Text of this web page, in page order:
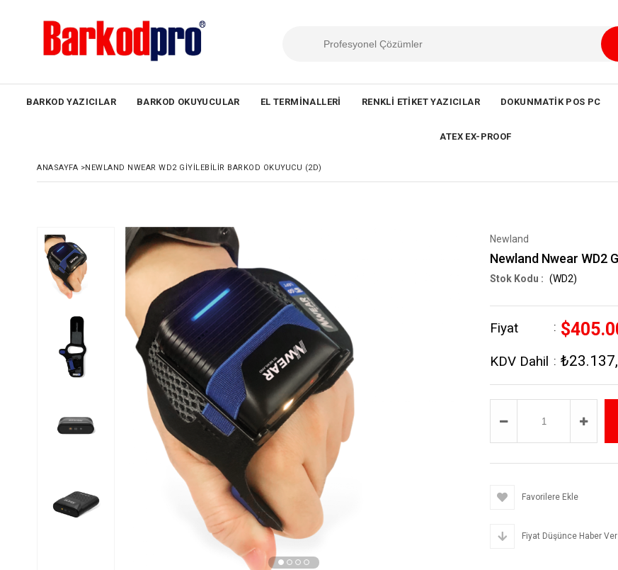
BARKOD YAZICILAR BARKOD OKUYUCULAR EL TERMINALLERI RENKLI ETIKET YAZICILAR DOKUNMATIK POS PC
ATEX EX-PROOF
ANASAYFA >NEWLAND NWEAR WD2 GIYILEBILIR BARKOD OKUYUCU (2D)
Newland
Newland Nwear WD2
(WD2)
Fiyat :
KDV Dahil :
Favorilere Ekle
Fiyat Düşünce Haber Ver